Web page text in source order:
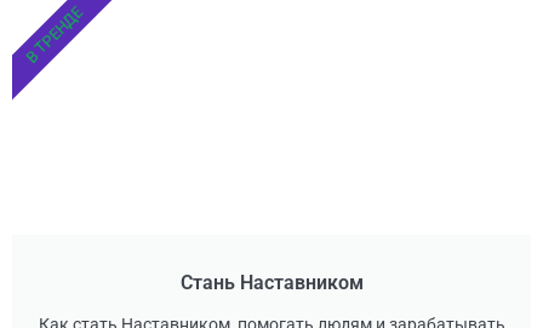
Стань Наставником
В ТРЕНДЕ